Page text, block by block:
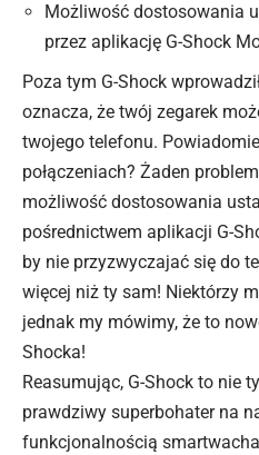
Możliwość dostosowania
przez aplikację G-Shock
Poza tym G-Shock
oznacza, że twój zegarek
twojego telefonu.
połączeniach? Żaden
możliwość dostosowania
pośrednictwem aplikacji G-
by nie przyzwyczajać się do
więcej niż ty sam! Niektórzy
jednak my mówimy, że to
Shocka!
Reasumując, G-Shock to nie
prawdziwy superbohater na
funkcjonalnością